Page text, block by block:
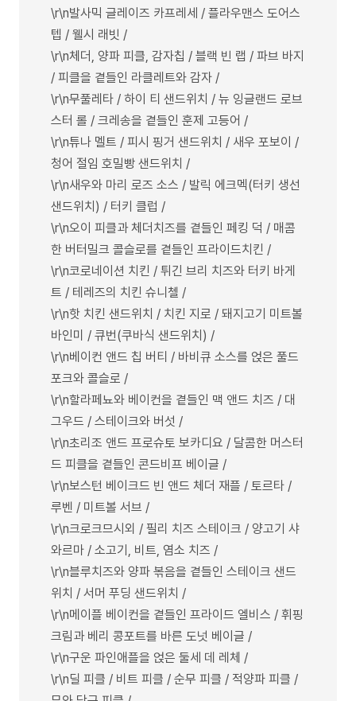
\r\n발사믹 글레이즈 카프레세 / 플라우맨스 도어스
텝 / 웰시 래빗 /
\r\n체더, 양파 피클, 감자칩 / 블랙 빈 랩 / 파브 바지
/ 피클을 곁들인 라클레트와 감자 /
\r\n무풀레타 / 하이 티 샌드위치 / 뉴 잉글랜드 로브
스터 롤 / 크레송을 곁들인 훈제 고등어 /
\r\n튜나 멜트 / 피시 핑거 샌드위치 / 새우 포보이 /
청어 절임 호밀빵 샌드위치 /
\r\n새우와 마리 로즈 소스 / 발릭 에크멕(터키 생선
샌드위치) / 터키 클럽 /
\r\n오이 피클과 체더치즈를 곁들인 페킹 덕 / 매콤
한 버터밀크 콜슬로를 곁들인 프라이드치킨 /
\r\n코로네이션 치킨 / 튀긴 브리 치즈와 터키 바게
트 / 테레즈의 치킨 슈니첼 /
\r\n핫 치킨 샌드위치 / 치킨 지로 / 돼지고기 미트볼
바인미 / 큐번(쿠바식 샌드위치) /
\r\n베이컨 앤드 칩 버티 / 바비큐 소스를 얹은 풀드
포크와 콜슬로 /
\r\n할라페뇨와 베이컨을 곁들인 맥 앤드 치즈 / 대
그우드 / 스테이크와 버섯 /
\r\n초리조 앤드 프로슈토 보카디요 / 달콤한 머스터
드 피클을 곁들인 콘드비프 베이글 /
\r\n보스턴 베이크드 빈 앤드 체더 재플 / 토르타 /
루벤 / 미트볼 서브 /
\r\n크로크므시외 / 필리 치즈 스테이크 / 양고기 샤
와르마 / 소고기, 비트, 염소 치즈 /
\r\n블루치즈와 양파 볶음을 곁들인 스테이크 샌드
위치 / 서머 푸딩 샌드위치 /
\r\n메이플 베이컨을 곁들인 프라이드 엘비스 / 휘핑
크림과 베리 콩포트를 바른 도넛 베이글 /
\r\n구운 파인애플을 얹은 둘세 데 레체 /
\r\n딜 피클 / 비트 피클 / 순무 피클 / 적양파 피클 /